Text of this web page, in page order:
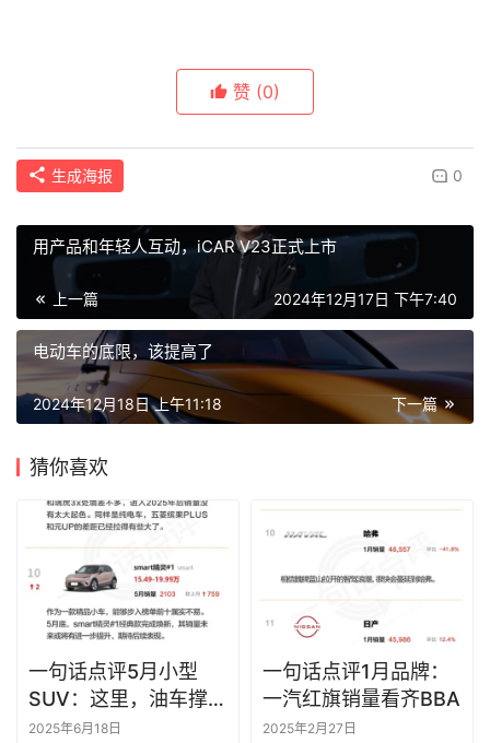
赞 (0)
生成海报 0
用产品和年轻人互动，iCAR V23正式上市
上一篇 2024年12月17日 下午7:40
电动车的底限，该提高了
下一篇
2024年12月18日 上午11:18
猜你喜欢
一句话点评5月小型
SUV：这里，油车撑起
大半边天
2025年6月18日
一句话点评1月品牌：
一汽红旗销量看齐BBA
2025年2月27日